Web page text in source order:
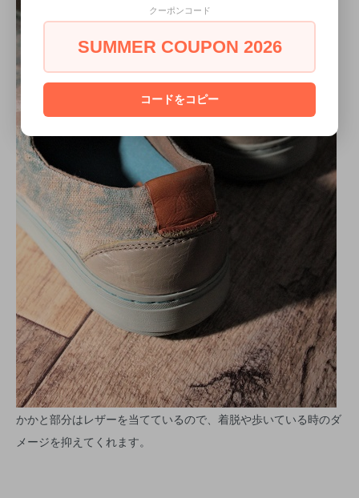
かかと部分はレザーを当てているので、着脱や歩いている時のダ
メージを抑えてくれます。
クーポンコード
SUMMER COUPON 2026
コードをコピー